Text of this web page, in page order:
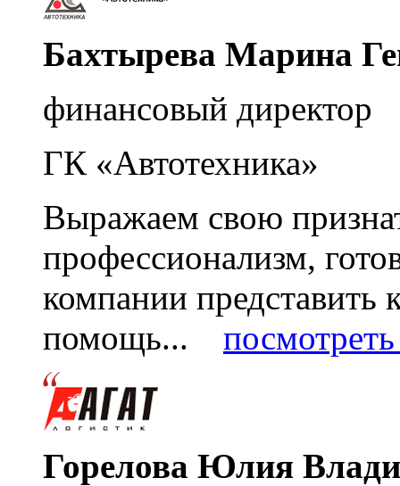
Бахтырева Марина
финансовый директор
ГК «Автотехника»
Выражаем свою
профессионализм,
компании
помощь...
Горелова Юлия